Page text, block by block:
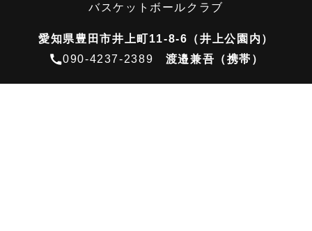
バスケットボールクラブ
愛知県豊田市井上町11-8-6（井上公園内）
090-4237-2389 渡邉兼吾（携帯）